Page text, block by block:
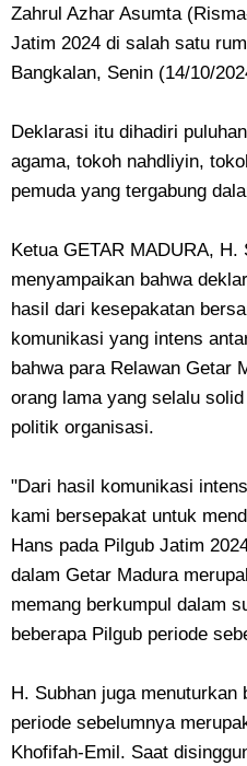
Zahrul Azhar Asumta
Jatim 2024 di salah satu
Bangkalan, Senin (14/10/
Deklarasi itu dihadiri
agama, tokoh nahdliyin,
pemuda yang tergabung
Ketua GETAR MADURA, H.
menyampaikan bahwa
hasil dari kesepakatan
komunikasi yang intens
bahwa para Relawan Getar
orang lama yang selalu
politik organisasi.
"Dari hasil komunikasi
kami bersepakat untuk
Hans pada Pilgub Jatim
dalam Getar Madura
memang berkumpul dalam
beberapa Pilgub periode
H. Subhan juga menuturkan
periode sebelumnya
Khofifah-Emil. Saat